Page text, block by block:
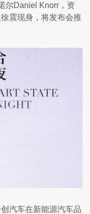
尔Daniel Knorr，资
震现身，将发布会推
汽车在新能源汽车品